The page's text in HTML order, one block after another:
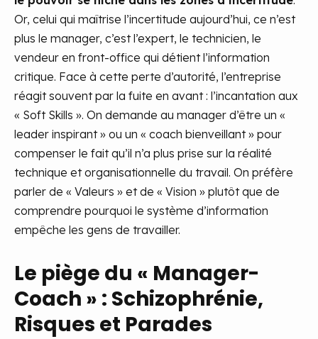
Or, celui qui maîtrise l’incertitude aujourd’hui, ce n’est
plus le manager, c’est l’expert, le technicien, le
vendeur en front-office qui détient l’information
critique. Face à cette perte d’autorité, l’entreprise
réagit souvent par la fuite en avant : l’incantation aux
« Soft Skills ». On demande au manager d’être un «
leader inspirant » ou un « coach bienveillant » pour
compenser le fait qu’il n’a plus prise sur la réalité
technique et organisationnelle du travail. On préfère
parler de « Valeurs » et de « Vision » plutôt que de
comprendre pourquoi le système d’information
empêche les gens de travailler.
Le piège du « Manager-
Coach » : Schizophrénie,
Risques et Parades